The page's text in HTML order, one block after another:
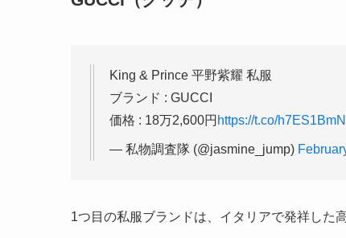
King & Prince 平野紫耀 私服
ブランド : GUCCI
価格 : 18万2,600円 https://t.co/
— 私物調査隊 (@jasmine_jump)
1つ目の私服ブランドは、イタリアで発祥した